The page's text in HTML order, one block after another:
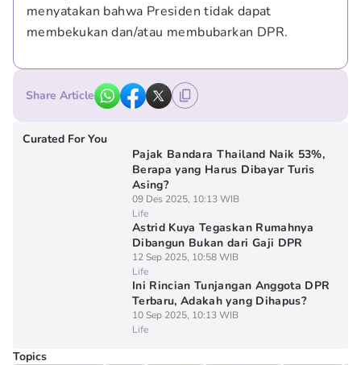
menyatakan bahwa Presiden tidak dapat
membekukan dan/atau membubarkan DPR.
Share Article
Curated For You
Pajak Bandara Thailand Naik 53%,
Berapa yang Harus Dibayar Turis
Asing?
09 Des 2025, 10:13 WIB
Life
Astrid Kuya Tegaskan Rumahnya
Dibangun Bukan dari Gaji DPR
12 Sep 2025, 10:58 WIB
Life
Ini Rincian Tunjangan Anggota DPR
Terbaru, Adakah yang Dihapus?
10 Sep 2025, 10:13 WIB
Life
Topics